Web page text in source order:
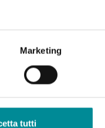
Marketing
tutti